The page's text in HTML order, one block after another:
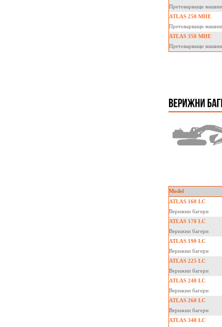
Претоварващи
ATLAS 250 MHE
Претоварващи
ATLAS 350 MHE
Претоварващи
Model
ATLAS 160 LC
Верижни багери
ATLAS 170 LC
Верижни багери
ATLAS 190 LC
Верижни багери
ATLAS 225 LC
Верижни багери
ATLAS 240 LC
Верижни багери
ATLAS 260 LC
Верижни багери
ATLAS 340 LC